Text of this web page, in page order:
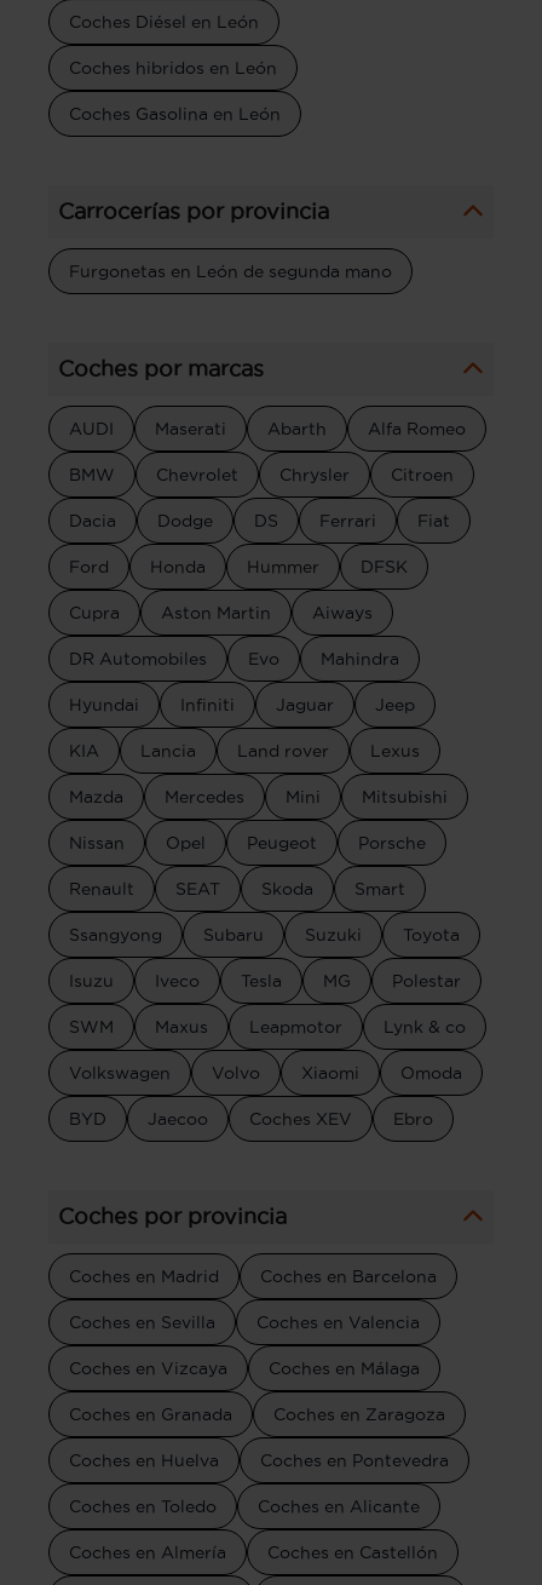
Coches Diésel en León
Coches hibridos en León
Coches Gasolina en León
Carrocerías por provincia
Furgonetas en León de segunda mano
Coches por marcas
AUDI Maserati Abarth Alfa Romeo
BMW Chevrolet Chrysler Citroen
Dacia Dodge DS Ferrari Fiat
Ford Honda Hummer DFSK
Cupra Aston Martin Aiways
DR Automobiles Evo Mahindra
Hyundai Infiniti Jaguar Jeep
KIA Lancia Land rover Lexus
Mazda Mercedes Mini Mitsubishi
Nissan Opel Peugeot Porsche
Renault SEAT Skoda Smart
Ssangyong Subaru Suzuki Toyota
Isuzu Iveco Tesla MG Polestar
SWM Maxus Leapmotor Lynk & co
Volkswagen Volvo Xiaomi Omoda
BYD Jaecoo Coches XEV Ebro
Coches por provincia
Coches en Madrid Coches en Barcelona
Coches en Sevilla Coches en Valencia
Coches en Vizcaya Coches en Málaga
Coches en Granada Coches en Zaragoza
Coches en Huelva Coches en Pontevedra
Coches en Toledo Coches en Alicante
Coches en Almería Coches en Castellón